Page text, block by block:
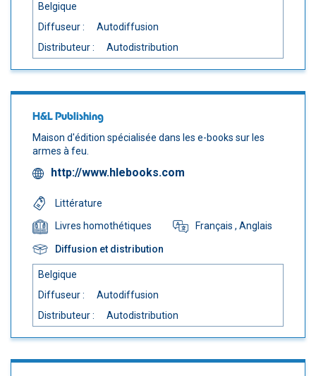
Belgique
Diffuseur :
Autodiffusion
Distributeur :
Autodistribution
H&L Publishing
Maison d'édition spécialisée dans les e-books sur les
armes à feu.
http://www.hlebooks.com
Littérature
Livres homothétiques
Français , Anglais
Diffusion et distribution
Belgique
Diffuseur :
Autodiffusion
Distributeur :
Autodistribution